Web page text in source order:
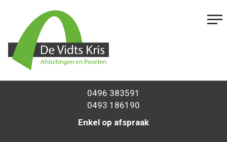
Afsluitingen & Poorten
Dorekensstraat 9
0496 383591
0493 186190
Enkel op afspraak